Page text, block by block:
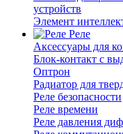
устройств
Элемент
Реле
Аксессуары для
Блок-контакт с
Оптрон
Радиатор для
Реле безопасности
Реле времени
Реле давления